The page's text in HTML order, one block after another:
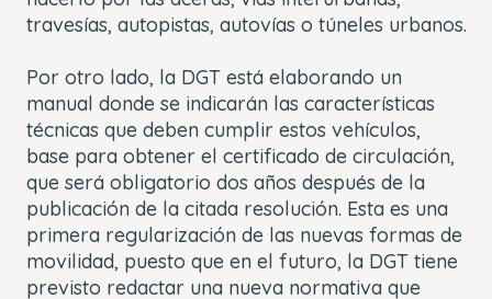
travesías, autopistas, autovías o túneles urbanos.
Por otro lado, la DGT está elaborando un
manual donde se indicarán las características
técnicas que deben cumplir estos vehículos,
base para obtener el certificado de circulación,
que será obligatorio dos años después de la
publicación de la citada resolución. Esta es una
primera regularización de las nuevas formas de
movilidad, puesto que en el futuro, la DGT tiene
previsto redactar una nueva normativa que